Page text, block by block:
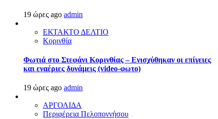
19 ώρες ago admin
ΕΚΤΑΚΤΟ ΔΕΛΤΙΟ
Κορινθία
Φωτιά στο Στεφάνι Κορινθίας – Ενισχύθηκαν οι επίγειες
και εναέριες δυνάμεις (video-φωτο)
19 ώρες ago admin
ΑΡΓΟΛΙΔΑ
Περιφέρεια Πελοποννήσου